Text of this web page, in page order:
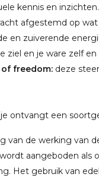
kennis en
afgestemd op
en zuiverende
ziel en je ware zelf
freedom: deze
ontvangt een
van de werking van
aangeboden
Het gebruik van